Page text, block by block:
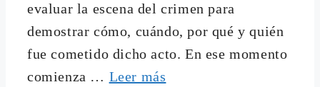
evaluar la escena del crimen para
demostrar cómo, cuándo, por qué y quién
fue cometido dicho acto. En ese momento
comienza … Leer más